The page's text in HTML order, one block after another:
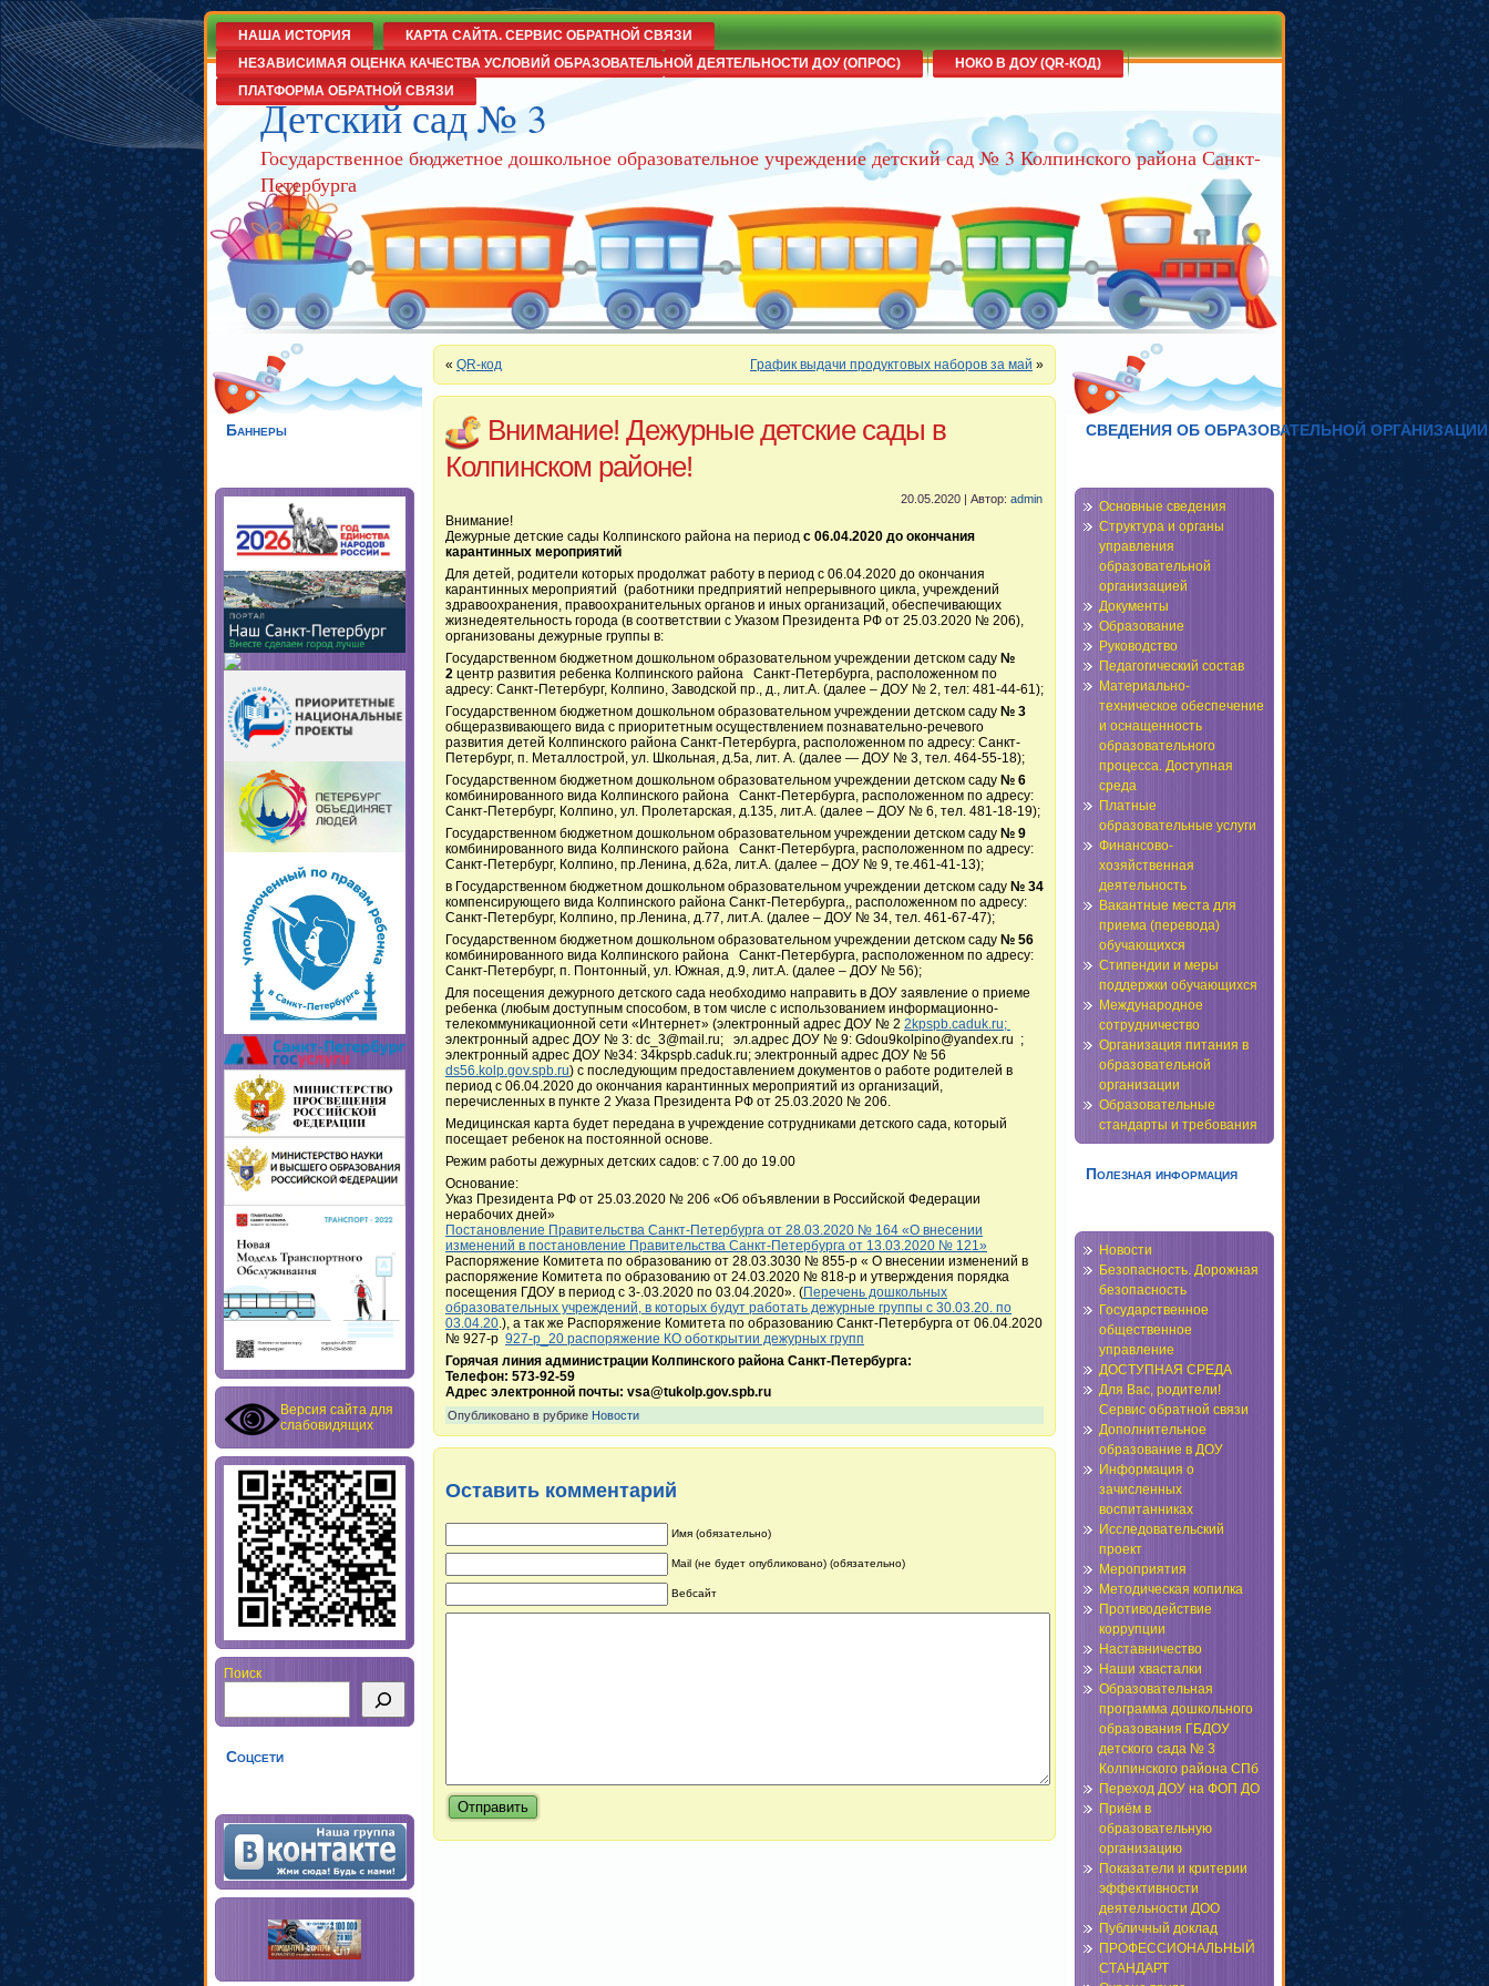
Детский сад № 3
Государственное бюджетное дошкольное образовательное учреждение детский сад № 3 Колпинского района Санкт-
Петербурга
НАША ИСТОРИЯ
КАРТА САЙТА. СЕРВИС ОБРАТНОЙ СВЯЗИ
НЕЗАВИСИМАЯ ОЦЕНКА КАЧЕСТВА УСЛОВИЙ ОБРАЗОВАТЕЛЬНОЙ ДЕЯТЕЛЬНОСТИ ДОУ (ОПРОС)
НОКО В ДОУ (QR-КОД)
ПЛАТФОРМА ОБРАТНОЙ СВЯЗИ
Баннеры
Версия сайта для
слабовидящих
Поиск
Соцсети
« QR-код График выдачи продуктовых наборов за май »
Внимание! Дежурные детские сады в
Колпинском районе!
20.05.2020 | Автор: admin
Внимание!
Дежурные детские сады Колпинского района на период с 06.04.2020 до окончания
карантинных мероприятий
Для детей, родители которых продолжат работу в период с 06.04.2020 до окончания
карантинных мероприятий (работники предприятий непрерывного цикла, учреждений
здравоохранения, правоохранительных органов и иных организаций, обеспечивающих
жизнедеятельность города (в соответствии с Указом Президента РФ от 25.03.2020 № 206),
организованы дежурные группы в:
Государственном бюджетном дошкольном образовательном учреждении детском саду №
2 центр развития ребенка Колпинского района Санкт-Петербурга, расположенном по
адресу: Санкт-Петербург, Колпино, Заводской пр., д., лит.А. (далее – ДОУ № 2, тел: 481-44-61);
Государственном бюджетном дошкольном образовательном учреждении детском саду № 3
общеразвивающего вида с приоритетным осуществлением познавательно-речевого
развития детей Колпинского района Санкт-Петербурга, расположенном по адресу: Санкт-
Петербург, п. Металлострой, ул. Школьная, д.5а, лит. А. (далее — ДОУ № 3, тел. 464-55-18);
Государственном бюджетном дошкольном образовательном учреждении детском саду № 6
комбинированного вида Колпинского района Санкт-Петербурга, расположенном по адресу:
Санкт-Петербург, Колпино, ул. Пролетарская, д.135, лит.А. (далее – ДОУ № 6, тел. 481-18-19);
Государственном бюджетном дошкольном образовательном учреждении детском саду № 9
комбинированного вида Колпинского района Санкт-Петербурга, расположенном по адресу:
Санкт-Петербург, Колпино, пр.Ленина, д.62а, лит.А. (далее – ДОУ № 9, те.461-41-13);
в Государственном бюджетном дошкольном образовательном учреждении детском саду № 34
компенсирующего вида Колпинского района Санкт-Петербурга,, расположенном по адресу:
Санкт-Петербург, Колпино, пр.Ленина, д.77, лит.А. (далее – ДОУ № 34, тел. 461-67-47);
Государственном бюджетном дошкольном образовательном учреждении детском саду № 56
комбинированного вида Колпинского района Санкт-Петербурга, расположенном по адресу:
Санкт-Петербург, п. Понтонный, ул. Южная, д.9, лит.А. (далее – ДОУ № 56);
Для посещения дежурного детского сада необходимо направить в ДОУ заявление о приеме
ребенка (любым доступным способом, в том числе с использованием информационно-
телекоммуникационной сети «Интернет» (электронный адрес ДОУ № 2 2kpspb.caduk.ru;
электронный адрес ДОУ № 3: dc_3@mail.ru; эл.адрес ДОУ № 9: Gdou9kolpino@yandex.ru ;
электронный адрес ДОУ №34: 34kpspb.caduk.ru; электронный адрес ДОУ № 56
ds56.kolp.gov.spb.ru) с последующим предоставлением документов о работе родителей в
период с 06.04.2020 до окончания карантинных мероприятий из организаций,
перечисленных в пункте 2 Указа Президента РФ от 25.03.2020 № 206.
Медицинская карта будет передана в учреждение сотрудниками детского сада, который
посещает ребенок на постоянной основе.
Режим работы дежурных детских садов: с 7.00 до 19.00
Основание:
Указ Президента РФ от 25.03.2020 № 206 «Об объявлении в Российской Федерации
нерабочих дней»
Постановление Правительства Санкт-Петербурга от 28.03.2020 № 164 «О внесении
изменений в постановление Правительства Санкт-Петербурга от 13.03.2020 № 121»
Распоряжение Комитета по образованию от 28.03.3030 № 855-р « О внесении изменений в
распоряжение Комитета по образованию от 24.03.2020 № 818-р и утверждения порядка
посещения ГДОУ в период с 3-.03.2020 по 03.04.2020». (Перечень дошкольных
образовательных учреждений, в которых будут работать дежурные группы с 30.03.20. по
03.04.20 .), а так же Распоряжение Комитета по образованию Санкт-Петербурга от 06.04.2020
№ 927-р 927-р_20 распоряжение КО оботкрытии дежурных групп
Горячая линия администрации Колпинского района Санкт-Петербурга:
Телефон: 573-92-59
Адрес электронной почты: vsa@tukolp.gov.spb.ru
Опубликовано в рубрике Новости
Оставить комментарий
Имя (обязательно)
Mail (не будет опубликовано) (обязательно)
Вебсайт
СВЕДЕНИЯ ОБ ОБРАЗОВАТЕЛЬНОЙ ОРГАНИЗАЦИИ
Основные сведения
Структура и органы
управления
образовательной
организацией
Документы
Образование
Руководство
Педагогический состав
Материально-
техническое обеспечение
и оснащенность
образовательного
процесса. Доступная
среда
Платные
образовательные услуги
Финансово-
хозяйственная
деятельность
Вакантные места для
приема (перевода)
обучающихся
Стипендии и меры
поддержки обучающихся
Международное
сотрудничество
Организация питания в
образовательной
организации
Образовательные
стандарты и требования
Полезная информация
Новости
Безопасность. Дорожная
безопасность
Государственное
общественное
управление
ДОСТУПНАЯ СРЕДА
Для Вас, родители!
Сервис обратной связи
Дополнительное
образование в ДОУ
Информация о
зачисленных
воспитанниках
Исследовательский
проект
Мероприятия
Методическая копилка
Противодействие
коррупции
Наставничество
Наши хвасталки
Образовательная
программа дошкольного
образования ГБДОУ
детского сада № 3
Колпинского района СПб
Переход ДОУ на ФОП ДО
Приём в
образовательную
организацию
Показатели и критерии
эффективности
деятельности ДОО
Публичный доклад
ПРОФЕССИОНАЛЬНЫЙ
СТАНДАРТ